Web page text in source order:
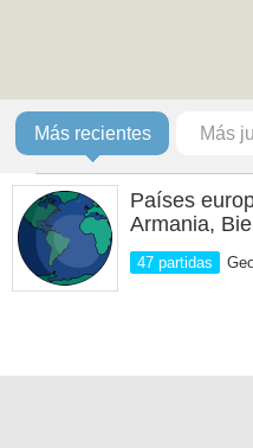
Más recientes Más
Países
Armania,
47 partidas